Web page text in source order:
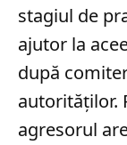
stagiul de
ajutor la
după
autorităților.
agresorul